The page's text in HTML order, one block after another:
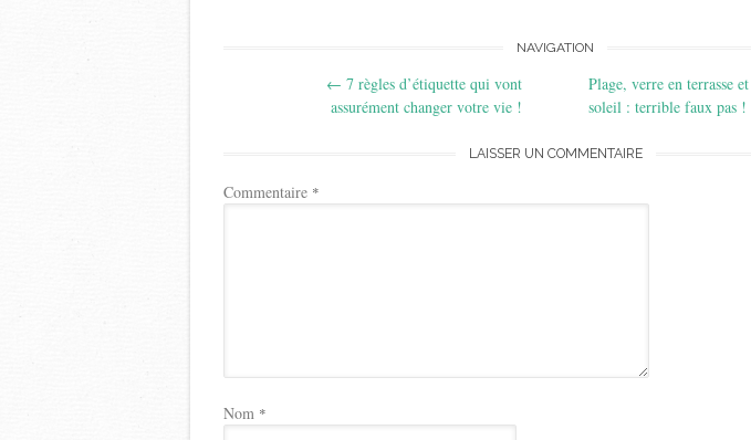
navigation
NAVIGATION
← 7 règles d’étiquette qui vont
assurément changer votre vie !
Plage, verre en terrasse
soleil : terrible faux pas !
LAISSER UN COMMENTAIRE
Commentaire *
Nom *